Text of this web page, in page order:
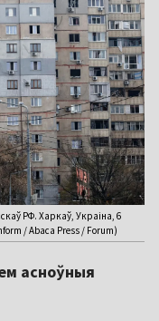
РФ. Харкаў, Украіна, 6
/ Abaca Press / Forum)
асноўныя